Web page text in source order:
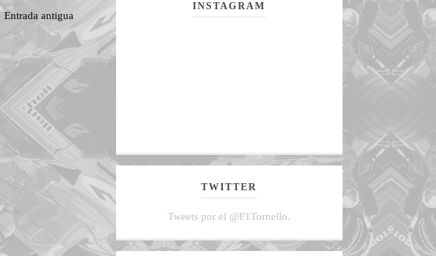
Entrada antigua
INSTAGRAM
TWITTER
Tweets por el @F1Tornello.